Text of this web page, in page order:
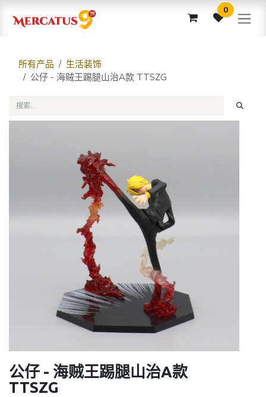
0
所有产品
生活装饰
公仔 - 海贼王踢腿山治A款 TTSZG
公仔 - 海贼王踢腿山治A款
TTSZG